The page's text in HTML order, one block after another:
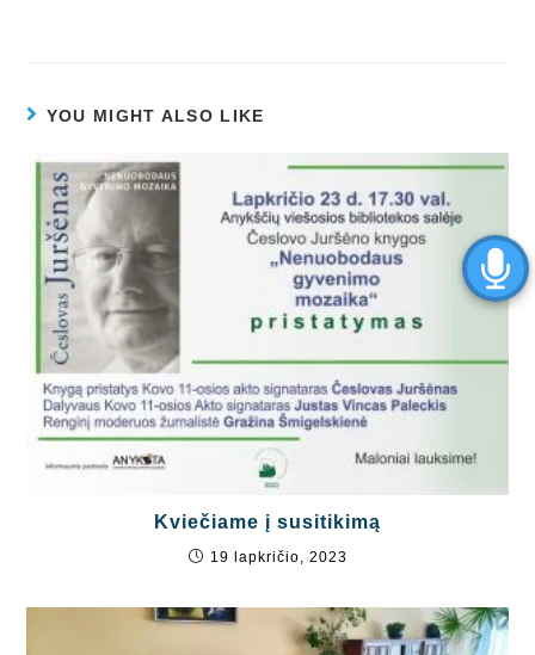
YOU MIGHT ALSO LIKE
Kviečiame į susitikimą
19 lapkričio, 2023